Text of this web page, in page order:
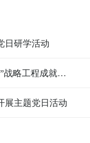
日研学活动
感悟战略伟力 涵养清廉实干——艺术与建筑系党总支开展“3820”战略工程成就展主题党日活动
主题党日活动